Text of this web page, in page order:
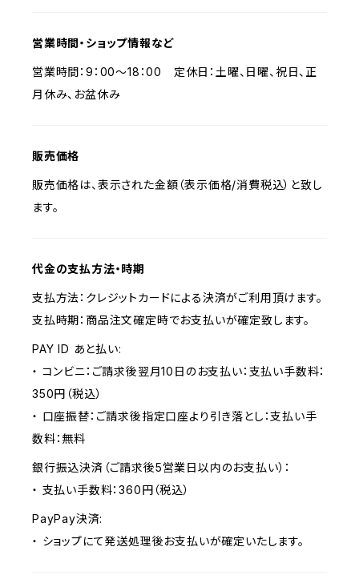
営業時間・ショップ情報など
営業時間：9：00～18：00 定休日：土曜、日曜、祝日、正
月休み、お盆休み
販売価格
販売価格は、表示された金額（表示価格/消費税込）と致し
ます。
代金の支払方法・時期
支払方法：クレジットカードによる決済がご利用頂けます。
支払時期：商品注文確定時でお支払いが確定致します。
PAY ID あと払い:
・ コンビニ：ご請求後翌月10日のお支払い：支払い手数料：
350円（税込）
・ 口座振替：ご請求後指定口座より引き落とし：支払い手
数料：無料
銀行振込決済（ご請求後5営業日以内のお支払い）：
・ 支払い手数料：360円（税込）
PayPay決済:
・ ショップにて発送処理後お支払いが確定いたします。